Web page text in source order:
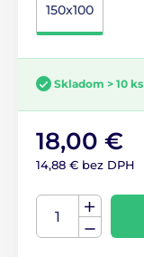
150x100
Skladom > 10 ks
18,00 €
14,88 € bez DPH